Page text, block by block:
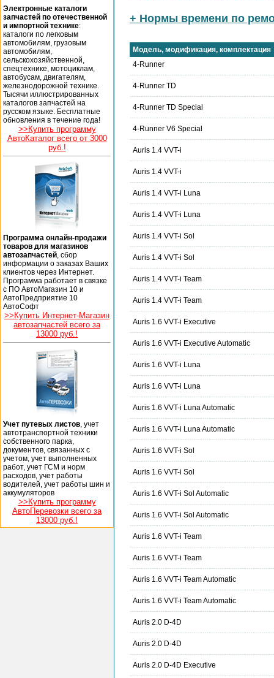
Электронные каталоги
запчастей по отечественной
и импортной технике:
каталоги по легковым
автомобилям, грузовым
автомобилям,
сельскохозяйственной,
спецтехнике, мотоциклам,
автобусам, двигателям,
железнодорожной технике.
Тысячи иллюстрированных
каталогов запчастей на
русском языке. Бесплатные
обновления в течение года!
>>Купить программу
АвтоКаталог всего от 3000
руб.!
Программа онлайн-продажи
товаров для магазинов
автозапчастей , сбор
информации о заказах Ваших
клиентов через Интернет.
Программа работает в связке
с ПО АвтоМагазин 10 и
АвтоПредприятие 10
АвтоСофт
>>Купить Интернет-Магазин
автозапчастей всего за
13000 руб.!
Учет путевых листов , учет
автотранспортной техники
собственного парка,
документов, связанных с
учетом, учет выполненных
работ, учет ГСМ и норм
расходов, учет работы
водителей, учет работы шин и
аккумуляторов
>>Купить программу
АвтоПеревозки всего за
13000 руб.!
+ Нормы времени по
Модель, модификация, комплектация
4-Runner
4-Runner TD
4-Runner TD Special
4-Runner V6 Special
Auris 1.4 VVT-i
Auris 1.4 VVT-i
Auris 1.4 VVT-i Luna
Auris 1.4 VVT-i Luna
Auris 1.4 VVT-i Sol
Auris 1.4 VVT-i Sol
Auris 1.4 VVT-i Team
Auris 1.4 VVT-i Team
Auris 1.6 VVT-i Executive
Auris 1.6 VVT-i Executive Automatic
Auris 1.6 VVT-i Luna
Auris 1.6 VVT-i Luna
Auris 1.6 VVT-i Luna Automatic
Auris 1.6 VVT-i Luna Automatic
Auris 1.6 VVT-i Sol
Auris 1.6 VVT-i Sol
Auris 1.6 VVT-i Sol Automatic
Auris 1.6 VVT-i Sol Automatic
Auris 1.6 VVT-i Team
Auris 1.6 VVT-i Team
Auris 1.6 VVT-i Team Automatic
Auris 1.6 VVT-i Team Automatic
Auris 2.0 D-4D
Auris 2.0 D-4D
Auris 2.0 D-4D Executive